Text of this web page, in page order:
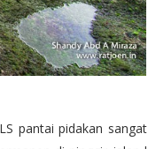
pantai pidakan